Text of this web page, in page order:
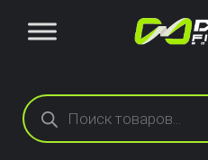
Поиск товаров